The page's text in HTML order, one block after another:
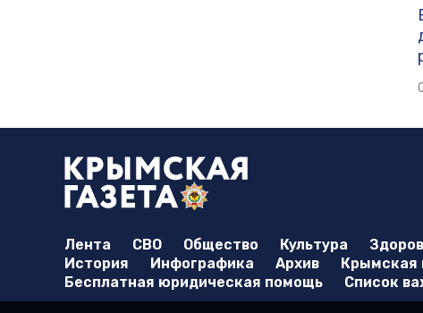
Лента СВО Общество Культура
История
Инфографика Архив Крымская
Бесплатная юридическая помощь
Список